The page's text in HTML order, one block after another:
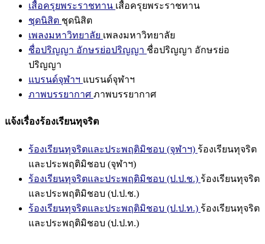
เสื้อครุยพระราชทาน เสื้อครุยพระราชทาน
ชุดนิสิต ชุดนิสิต
เพลงมหาวิทยาลัย เพลงมหาวิทยาลัย
ชื่อปริญญา อักษรย่อปริญญา ชื่อปริญญา อักษรย่อ
ปริญญา
แบรนด์จุฬาฯ แบรนด์จุฬาฯ
ภาพบรรยากาศ ภาพบรรยากาศ
แจ้งเรื่องร้องเรียนทุจริต
ร้องเรียนทุจริตและประพฤติมิชอบ (จุฬาฯ) ร้องเรียนทุจริต
และประพฤติมิชอบ (จุฬาฯ)
ร้องเรียนทุจริตและประพฤติมิชอบ (ป.ป.ช.) ร้องเรียนทุจริต
และประพฤติมิชอบ (ป.ป.ช.)
ร้องเรียนทุจริตและประพฤติมิชอบ (ป.ป.ท.) ร้องเรียนทุจริต
และประพฤติมิชอบ (ป.ป.ท.)